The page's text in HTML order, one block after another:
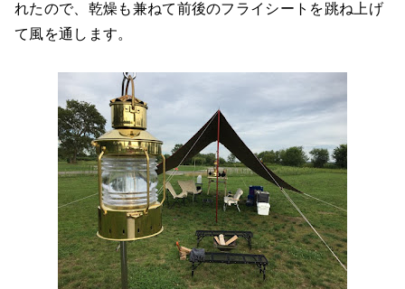
れたので、乾燥も兼ねて前後のフライシートを跳ね上げ
て風を通します。